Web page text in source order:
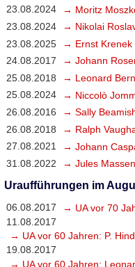
23.08.2024
→ Moritz
23.08.2024
→ Nikolai
23.08.2025
→ Ernst Krenek
24.08.2017
→ Johann
25.08.2018
→ Leonard
25.08.2024
→ Niccolò
26.08.2016
→ Sally
26.08.2018
→ Ralph
27.08.2021
→ Johann
31.08.2022
→ Jules
Uraufführungen im
06.08.2017
→ UA vor 70
11.08.2017
→ UA vor 60 Jahren: P.
19.08.2017
→ UA vor 60 Jahren: